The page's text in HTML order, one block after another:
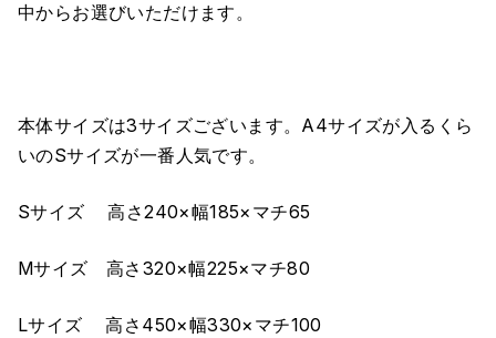
中からお選びいただけます。
本体サイズは3サイズございます。A4サイズが入るくら
いのSサイズが一番人気です。
Sサイズ 高さ240×幅185×マチ65
Mサイズ 高さ320×幅225×マチ80
Lサイズ 高さ450×幅330×マチ100